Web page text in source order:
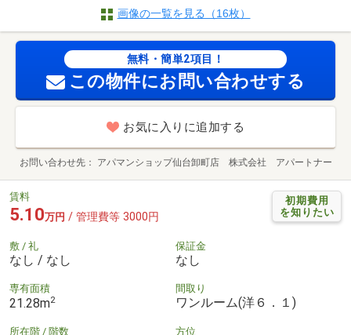
画像の一覧を見る（16枚）
無料・簡単2項目！
この物件にお問い合わせする
お気に入りに追加する
お問い合わせ先 アパマンショップ仙台卸町店 株式会社 アパートナー
初期費用
を知りたい
賃料
5.10万円 / 管理費等 3000円
敷 / 礼
なし / なし
保証金
なし
専有面積
21.28m2
間取り
ワンルーム(洋６．１)
所在階 / 階数 方位